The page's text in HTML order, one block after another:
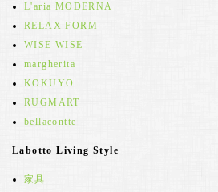
L'aria MODERNA
RELAX FORM
WISE WISE
margherita
KOKUYO
RUGMART
bellacontte
Labotto Living Style
家具